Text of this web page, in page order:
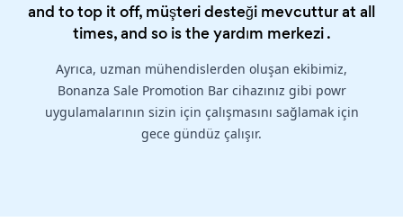
and to top it off, müşteri desteği mevcuttur at all
times, and so is theyardım merkezi.
Ayrıca, uzman mühendislerden oluşan ekibimiz,
Bonanza Sale Promotion Bar cihazınız gibi powr
uygulamalarının sizin için çalışmasını sağlamak için
gece gündüz çalışır.